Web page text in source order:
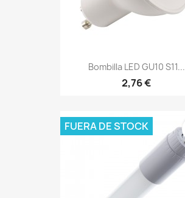
Bombilla LED GU10 S11...
2,76 €
FUERA DE STOCK